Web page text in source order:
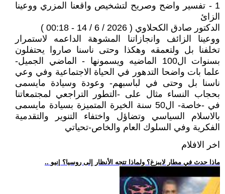
1 - تفسير واضح وصريح لتشخيص واقعنا المزري ووعينا
الزائ
الدكتور صادق الكحلاوي ( 2026 / 6 / 14 - 00:18 )
ووعينا الزائف وانجازاتنا المشوهة الداعمه لاستمرار
تخلفنا بل ولتعمقه وهكذا وحتى ناسنا صاروا يحتفلون
بسنوات ال100 الماضيه ويسمونها - الماضي الجميل-
علما بات واضحا التدهور في الحياة الاجتماعية وفي وعي
ناسنا بل وحتى في لباسبهم- وعودة وسيادة مايسمى
بحجاب النساء مثال على -التطور التراجعي لمجتمعاتنا
في -خاصة- ال50 سنة الخيرة المتميزة بسيادة مايسمى
بالاسلام السياسي وتضاؤل واختفاء التنوير والتقدمية
الفكرية وفي السلوك العام والخاص-تحياتي
اخر الافلام
.. ماذا حدث في مطار لايبزغ؟ ولماذا تتجه الأنظار إلى روسيا؟ |نيو